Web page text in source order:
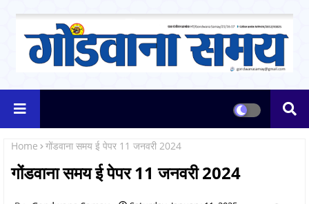
Home गोंडवाना समय ई पेपर 11 जनवरी 2024
गोंडवाना समय ई पेपर 11 जनवरी 2024